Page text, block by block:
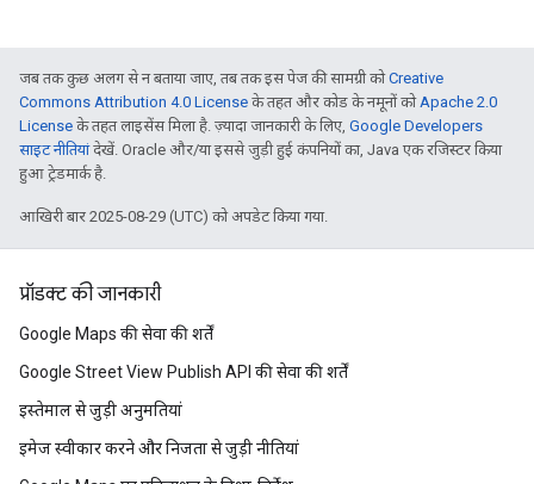
जब तक कुछ अलग से न बताया जाए, तब तक इस पेज की सामग्री कोCreative
Commons Attribution 4.0 License के तहत और कोड के नमूनों कोApache 2.0
License के तहत लाइसेंस मिला है. ज़्यादा जानकारी के लिए, Google Developers
साइट नीतियांदेखें. Oracle और/या इससे जुड़ी हुई कंपनियों का, Java एक रजिस्टर किया
हुआ ट्रेडमार्क है.
आखिरी बार 2025-08-29 (UTC) को अपडेट किया गया.
प्रॉडक्ट की जानकारी
Google Maps की सेवा की शर्तें
Google Street View Publish API की सेवा की शर्तें
इस्तेमाल से जुड़ी अनुमतियां
इमेज स्वीकार करने और निजता से जुड़ी नीतियां